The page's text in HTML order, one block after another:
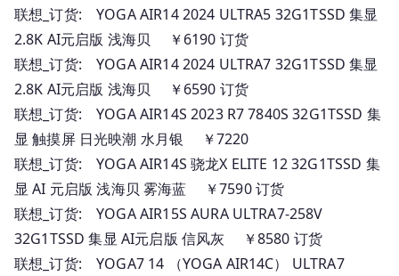
联想_订货: YOGA AIR14 2024 ULTRA5 32G1TSSD 集显
2.8K AI元启版 浅海贝 ￥6190 订货
联想_订货: YOGA AIR14 2024 ULTRA7 32G1TSSD 集显
2.8K AI元启版 浅海贝 ￥6590 订货
联想_订货: YOGA AIR14S 2023 R7 7840S 32G1TSSD 集
显 触摸屏 日光映潮 水月银 ￥7220
联想_订货: YOGA AIR14S 骁龙X ELITE 12 32G1TSSD 集
显 AI 元启版 浅海贝 雾海蓝 ￥7590 订货
联想_订货: YOGA AIR15S AURA ULTRA7-258V
32G1TSSD 集显 AI元启版 信风灰 ￥8580 订货
联想_订货: YOGA7 14 （YOGA AIR14C） ULTRA7